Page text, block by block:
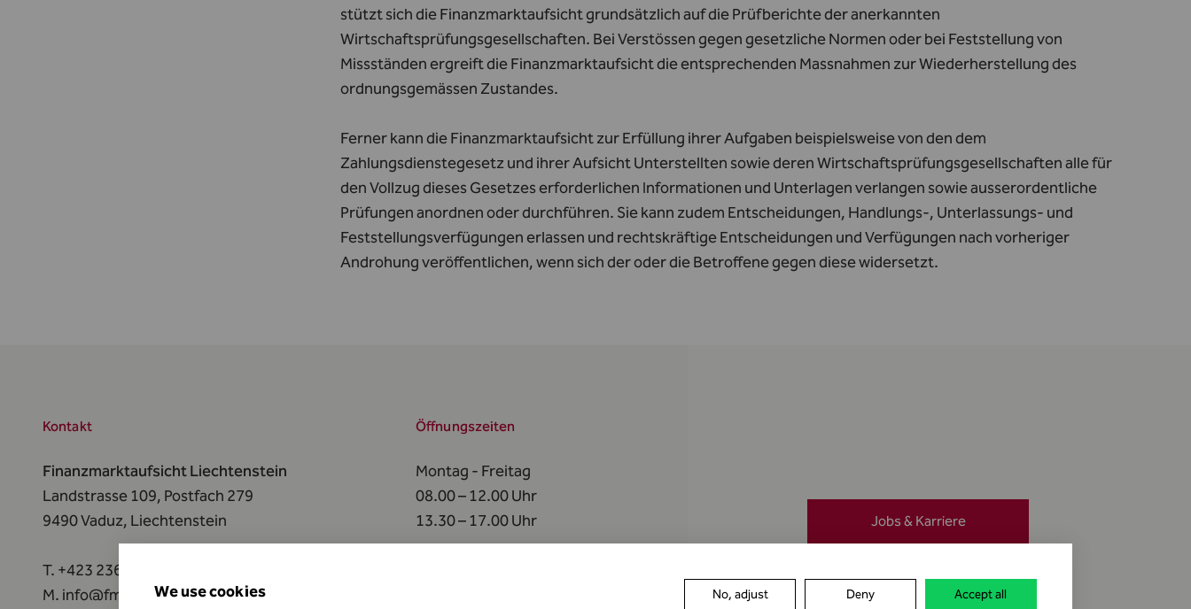
stützt sich die Finanzmarktaufsicht grundsätzlich auf die Prüfberichte der anerkannten
Wirtschaftsprüfungsgesellschaften. Bei Verstössen gegen gesetzliche Normen oder bei Feststellung von
Missständen ergreift die Finanzmarktaufsicht die entsprechenden Massnahmen zur Wiederherstellung des
ordnungsgemässen Zustandes.
Ferner kann die Finanzmarktaufsicht zur Erfüllung ihrer Aufgaben beispielsweise von den dem
Zahlungsdienstegesetz und ihrer Aufsicht Unterstellten sowie deren Wirtschaftsprüfungsgesellschaften alle für
den Vollzug dieses Gesetzes erforderlichen Informationen und Unterlagen verlangen sowie ausserordentliche
Prüfungen anordnen oder durchführen. Sie kann zudem Entscheidungen, Handlungs-, Unterlassungs- und
Feststellungsverfügungen erlassen und rechtskräftige Entscheidungen und Verfügungen nach vorheriger
Androhung veröffentlichen, wenn sich der oder die Betroffene gegen diese widersetzt.
Kontakt
Finanzmarktaufsicht Liechtenstein
Landstrasse 109, Postfach 279
9490 Vaduz, Liechtenstein
T. +423 236 73 73
M. info@fma-li.li
Öffnungszeiten
Montag - Freitag
08.00 – 12.00 Uhr
13.30 – 17.00 Uhr
Jobs & Karriere
We use cookies No, adjust Deny Accept all